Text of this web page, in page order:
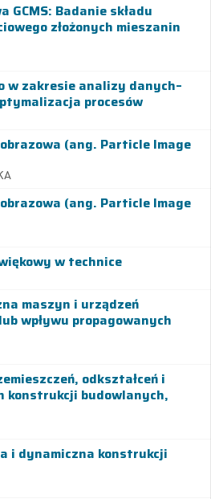
Badanie składu
złożonych mieszanin
w zakresie analizy danych–
procesów
(ang. Particle Image
(ang. Particle Image
w technice
maszyn i urządzeń
wpływu propagowanych
odkształceń i
konstrukcji budowlanych,
i dynamiczna konstrukcji